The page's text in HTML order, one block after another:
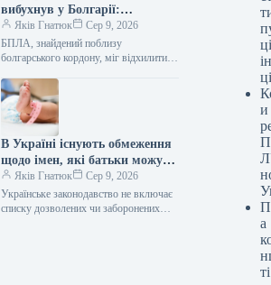
вибухнув у Болгарії:
роз’яснення Генштабу
Яків Гнатюк
Сер 9, 2026
БПЛА, знайдений поблизу
болгарського кордону, міг відхилитися
Начальник Генштабу Еміл Ефтімов
розповів, що було…
В Україні існують обмеження
щодо імен, які батьки можуть
давати своїм дітям: відповідь
Міністерства юстиції
Яків Гнатюк
Сер 9, 2026
Українське законодавство не включає
списку дозволених чи заборонених
ці
и
а